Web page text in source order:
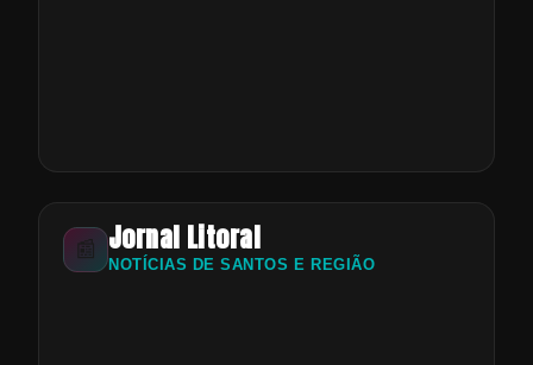
📰 Jornal Litoral
NOTÍCIAS DE SANTOS E REGIÃO